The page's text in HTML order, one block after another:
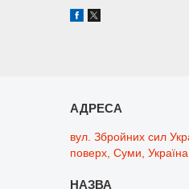
вул. Збройних сил
поверх, Суми, Україна